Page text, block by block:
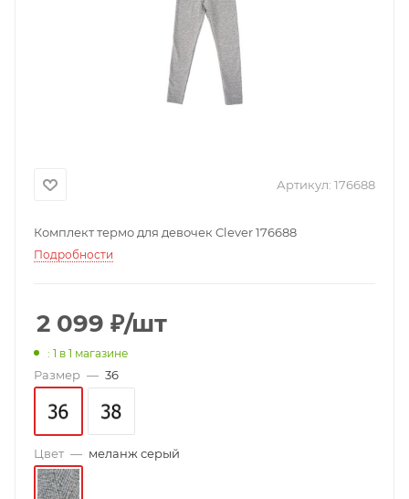
Артикул: 176688
Комплект термо для девочек Clever 176688
Подробности
2 099 ₽/шт
: 1 в 1 магазине
Размер — 36
Цвет — меланж серый